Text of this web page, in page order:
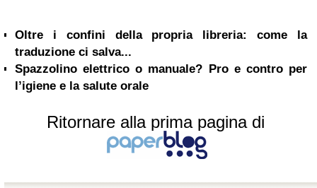
Oltre i confini della propria libreria: come la
traduzione ci salva...
Spazzolino elettrico o manuale? Pro e contro per
l’igiene e la salute orale
Ritornare alla prima pagina di